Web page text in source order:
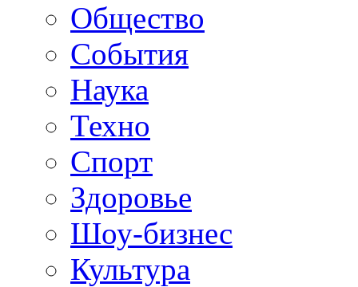
Общество
События
Наука
Техно
Спорт
Здоровье
Шоу-бизнес
Культура